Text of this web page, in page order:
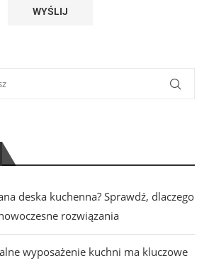
deska kuchenna? Sprawdź, dlaczego
rozwiązania
wyposażenie kuchni ma kluczowe